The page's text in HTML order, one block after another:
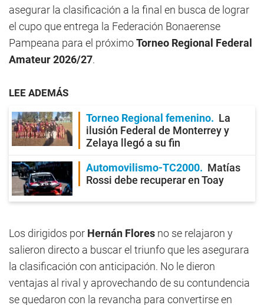
asegurar la clasificación a la final en busca de lograr
el cupo que entrega la Federación Bonaerense
Pampeana para el próximoTorneo Regional Federal
Amateur 2026/27.
LEE ADEMÁS
Torneo Regional femenino
La
ilusión Federal de Monterrey y
Zelaya llegó a su fin
Automovilismo-TC2000
Matías
Rossi debe recuperar en Toay
Los dirigidos por Hernán Flores no se relajaron y
salieron directo a buscar el triunfo que les asegurara
la clasificación con anticipación. No le dieron
ventajas al rival y aprovechando de su contundencia
se quedaron con la revancha para convertirse en